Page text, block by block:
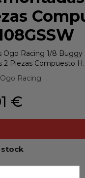
Ogo Racing 1/8
2 Piezas Compuesto
Ogo Racing
€
stock